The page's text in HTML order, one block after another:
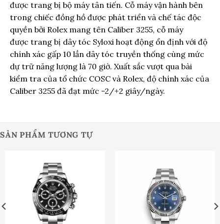
được trang bị bộ máy tân tiến. Cỗ máy vận hành bên
trong chiếc đồng hồ được phát triển và chế tác độc
quyền bởi Rolex mang tên Caliber 3255, cỗ máy
được trang bị dây tóc Syloxi hoạt động ổn định với độ
chính xác gấp 10 lần dây tóc truyền thống cùng mức
dự trữ năng lượng là 70 giờ. Xuất sắc vượt qua bài
kiểm tra của tổ chức COSC và Rolex, độ chính xác của
Caliber 3255 đã đạt mức -2/+2 giây/ngày.
SẢN PHẨM TƯƠNG TỰ